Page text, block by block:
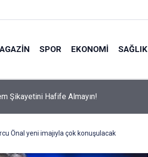
SPOR EKONOMI SAĞLIK
Şikayetini Hafife Almayın!
Önal yeni imajıyla çok konuşulacak